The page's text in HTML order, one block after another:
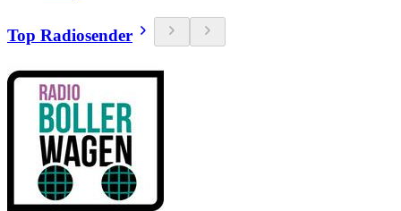
Top Radiosender